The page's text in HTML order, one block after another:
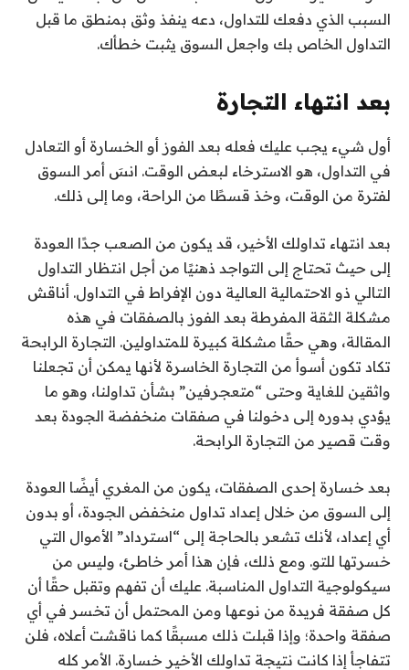
السبب الذي دفعك للتداول، دعه ينفذ وثق بمنطق ما قبل
التداول الخاص بك واجعل السوق يثبت خطأك.
بعد انتهاء التجارة
أول شيء يجب عليك فعله بعد الفوز أو الخسارة أو التعادل
في التداول، هو الاسترخاء لبعض الوقت. انسَ أمر السوق
لفترة من الوقت، وخذ قسطًا من الراحة، وما إلى ذلك.
بعد انتهاء تداولك الأخير، قد يكون من الصعب جدًا العودة
إلى حيث تحتاج إلى التواجد ذهنيًا من أجل انتظار التداول
التالي ذو الاحتمالية العالية دون الإفراط في التداول. أناقش
مشكلة الثقة المفرطة بعد الفوز بالصفقات في هذه
المقالة، وهي حقًا مشكلة كبيرة للمتداولين. التجارة الرابحة
تكاد تكون أسوأ من التجارة الخاسرة لأنها يمكن أن تجعلنا
واثقين للغاية وحتى “متعجرفين” بشأن تداولنا، وهو ما
يؤدي بدوره إلى دخولنا في صفقات منخفضة الجودة بعد
وقت قصير من التجارة الرابحة.
بعد خسارة إحدى الصفقات، يكون من المغري أيضًا العودة
إلى السوق من خلال إعداد تداول منخفض الجودة، أو بدون
أي إعداد، لأنك تشعر بالحاجة إلى “استرداد” الأموال التي
خسرتها للتو. ومع ذلك، فإن هذا أمر خاطئ، وليس من
سيكولوجية التداول المناسبة. عليك أن تفهم وتقبل حقًا أن
كل صفقة فريدة من نوعها ومن المحتمل أن تخسر في أي
صفقة واحدة؛ وإذا قبلت ذلك مسبقًا كما ناقشت أعلاه، فلن
تتفاجأ إذا كانت نتيجة تداولك الأخير خسارة. الأمر كله